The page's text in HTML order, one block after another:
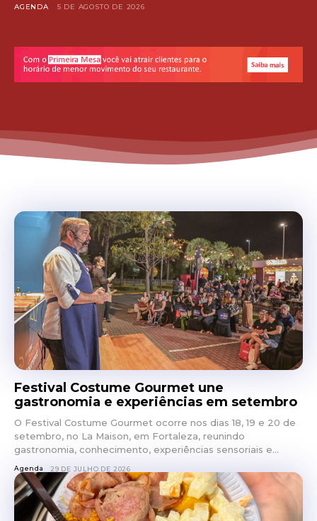
AGENDA 5 DE AGOSTO DE 2026
Festival Costume Gourmet une
gastronomia e experiências em setembro
O Festival Costume Gourmet ocorre nos dias 18, 19 e 20 de
setembro, no La Maison, em Fortaleza, reunindo
gastronomia, conhecimento, experiências sensoriais e...
Agenda 29 DE JULHO DE 2026